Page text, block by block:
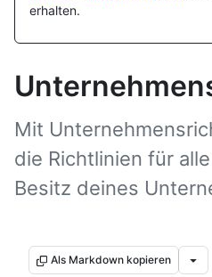
erhalten.
Mit
die Richtlinien für
Besitz deines
Als Markdown kopieren